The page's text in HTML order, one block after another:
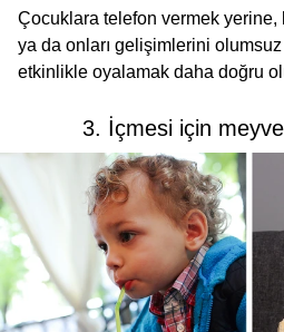
Çocuklara telefon vermek yerine,
ya da onları gelişimlerini
etkinlikle oyalamak daha doğru
3. İçmesi için